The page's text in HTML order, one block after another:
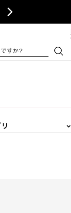

すか?